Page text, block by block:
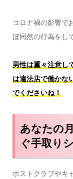
コロナ禍の影響で
ぼ同然の行為をし
男性は重々注意し
は違法店で働かな
でくださいね！
あなたの
ぐ手取り
ホストクラブやキ